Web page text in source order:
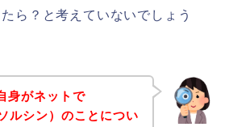
ら？と考えていないでしょう
身がネットで
シン）のことについ